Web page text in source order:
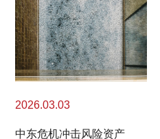
2026.03.03
中东危机冲击风险资产